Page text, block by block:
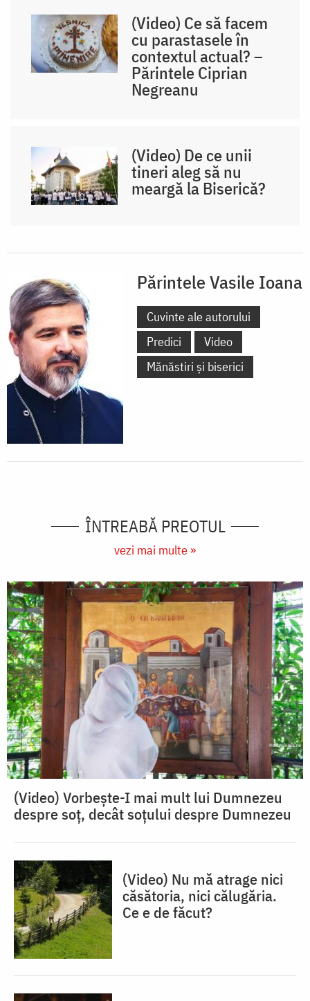
(Video) Ce să facem
cu parastasele în
contextul actual? –
Părintele Ciprian
Negreanu
(Video) De ce unii
tineri aleg să nu
meargă la Biserică?
Părintele Vasile Ioana
Cuvinte ale autorului
Predici
Video
Mănăstiri și biserici
ÎNTREABĂ PREOTUL
vezi mai multe »
(Video) Vorbește-I mai mult lui Dumnezeu
despre soț, decât soțului despre Dumnezeu
(Video) Nu mă atrage nici
căsătoria, nici călugăria.
Ce e de făcut?